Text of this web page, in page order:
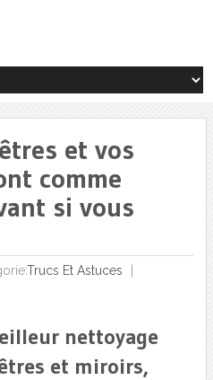
et vos
comme
si vous
Trucs Et Astuces
nettoyage
et miroirs,